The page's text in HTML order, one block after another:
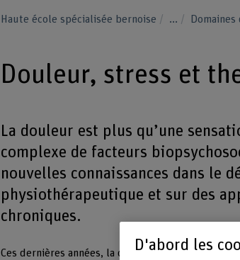
Haute école spécialisée bernoise ...
Douleur, stress et
La douleur est plus qu’une
complexe de facteurs
nouvelles connaissances dans le
physiothérapeutique et sur des
chroniques.
Ces dernières années, la compréhension de la
D'abord les